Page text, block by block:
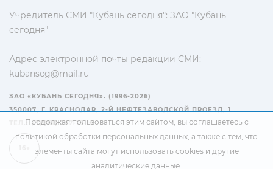
Учредитель СМИ "Кубань сегодня": ЗАО "Кубань
сегодня"
Адрес электронной почты редакции СМИ:
kubanseg@mail.ru
ЗАО «КУБАНЬ СЕГОДНЯ». (1996-2026)
350007, Г. КРАСНОДАР, 2-Й НЕФТЕЗАВОДСКОЙ ПРОЕЗД, 1
ТЕЛ.: +7(861) 267-15-15
Продолжая пользоваться этим сайтом, вы соглашаетесь с
политикой обработки персональных данных, а также с тем, что
элементы сайта могут использовать cookies и другие
аналитические данные.